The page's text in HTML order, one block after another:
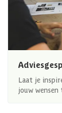
Laat je
jouw